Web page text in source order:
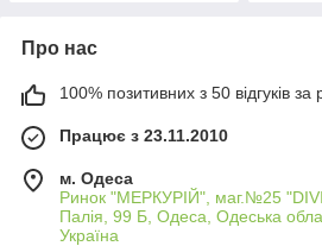
Про нас
100% позитивних з 50 відгуків за
Працює з 23.11.2010
м. Одеса
Ринок "МЕРКУРІЙ", маг.№25
Палія, 99 Б, Одеса, Одеська
Україна